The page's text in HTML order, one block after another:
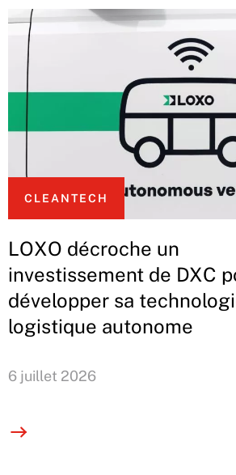
CLEANTECH
LOXO décroche un
investissement de DXC
développer sa
logistique autonome
6 juillet 2026